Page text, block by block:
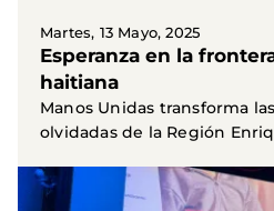
Martes, 13 Mayo, 2025
Esperanza en la
haitiana
Manos Unidas transforma
olvidadas de la Región